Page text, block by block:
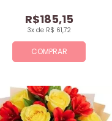
COMPRAR
3x de R$ 61,72
R$185,15